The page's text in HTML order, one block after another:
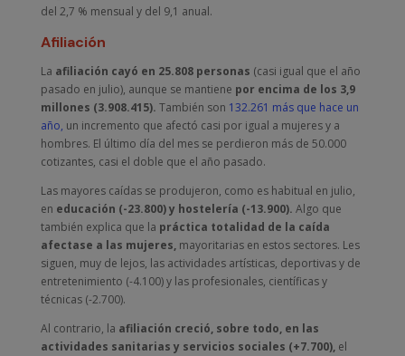
del 2,7 % mensual y del 9,1 anual.
Afiliación
La afiliación cayó en 25.808 personas (casi igual que el año
pasado en julio), aunque se mantiene por encima de los 3,9
millones (3.908.415). También son 132.261 más que hace un
año, un incremento que afectó casi por igual a mujeres y a
hombres. El último día del mes se perdieron más de 50.000
cotizantes, casi el doble que el año pasado.
Las mayores caídas se produjeron, como es habitual en julio,
en educación (-23.800) y hostelería (-13.900). Algo que
también explica que la práctica totalidad de la caída
afectase a las mujeres,mayoritarias en estos sectores. Les
siguen, muy de lejos, las actividades artísticas, deportivas y de
entretenimiento (-4.100) y las profesionales, científicas y
técnicas (-2.700).
Al contrario, la afiliación creció, sobre todo, en las
actividades sanitarias y servicios sociales (+7.700),el